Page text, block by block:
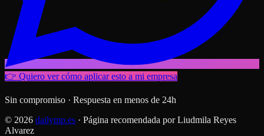
👉 Quiero ver cómo aplicar esto a mi empresa
Sin compromiso · Respuesta en menos de 24h
© 2026 dailymp.es · Página recomendada por Liudmila Reyes
Alvarez